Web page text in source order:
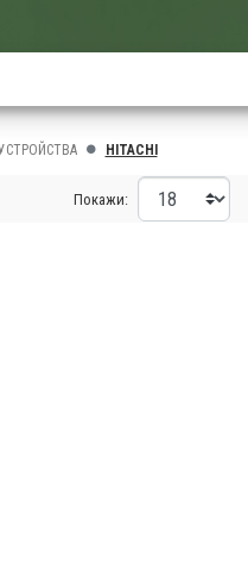
HITACHI
Покажи: